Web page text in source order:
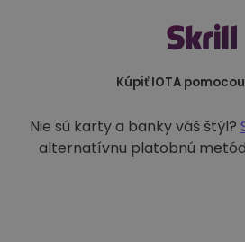
Kúpiť IOTA
Nie sú karty a banky váš štýl?
alternatívnu platobnú